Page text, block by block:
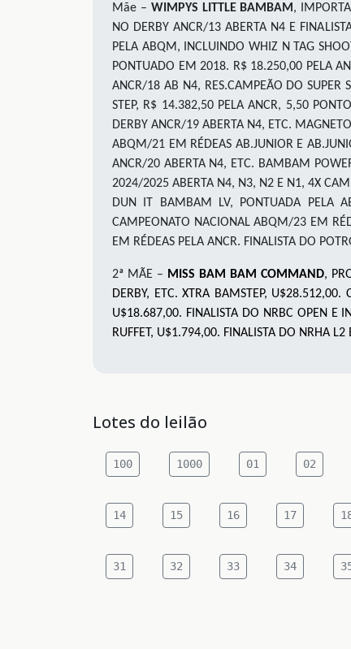
Mãe – WIMPYS LITTLE BAMBAM ,
NO DERBY ANCR/13 ABERTA N4 E
PELA ABQM, INCLUINDO WHIZ N TAG
PONTUADO EM 2018. R$ 18.250,00 PELA
ANCR/18 AB N4, RES.CAMPEÃO DO SUPER
STEP, R$ 14.382,50 PELA ANCR, 5,50
DERBY ANCR/19 ABERTA N4, ETC.
ABQM/21 EM RÉDEAS AB.JUNIOR E
ANCR/20 ABERTA N4, ETC. BAMBAM
2024/2025 ABERTA N4, N3, N2 E N1, 4X
DUN IT BAMBAM LV, PONTUADA PELA
CAMPEONATO NACIONAL ABQM/23 EM
EM RÉDEAS PELA ANCR. FINALISTA DO
2ª MÃE – MISS BAM BAM COMMAND,
DERBY, ETC. XTRA BAMSTEP,
U$18.687,00. FINALISTA DO NRBC OPEN E
RUFFET, U$1.794,00. FINALISTA DO NRHA L2
Lotes do leilão
100 1000 01 02
14 15 16 17
31 32 33 34